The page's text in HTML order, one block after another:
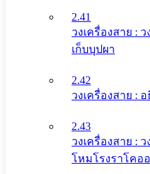
2.41
วงเครื่องสาย :
เก็บบุปผา
2.42
วงเครื่องสาย :
2.43
วงเครื่องสาย :
โหมโรงราโคอ